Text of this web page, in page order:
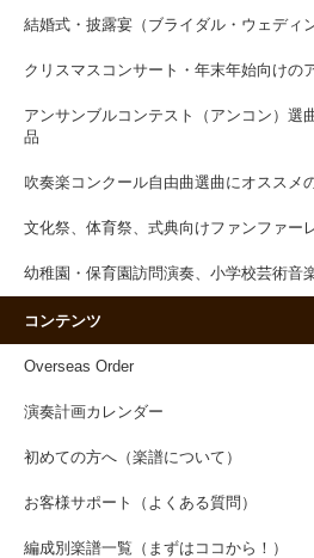
結婚式・披露宴（ブライダル・ウェディ
クリスマスコンサート・年末年始向けの
アンサンブルコンテスト（アンコン）選
品
吹奏楽コンクール自由曲選曲にオススメ
文化祭、体育祭、式典向けファンファー
幼稚園・保育園訪問演奏、小学校芸術音
コンテンツ
Overseas Order
演奏計画カレンダー
初めての方へ（楽譜について）
お客様サポート（よくある質問）
編成別楽譜一覧（まずはココから！）